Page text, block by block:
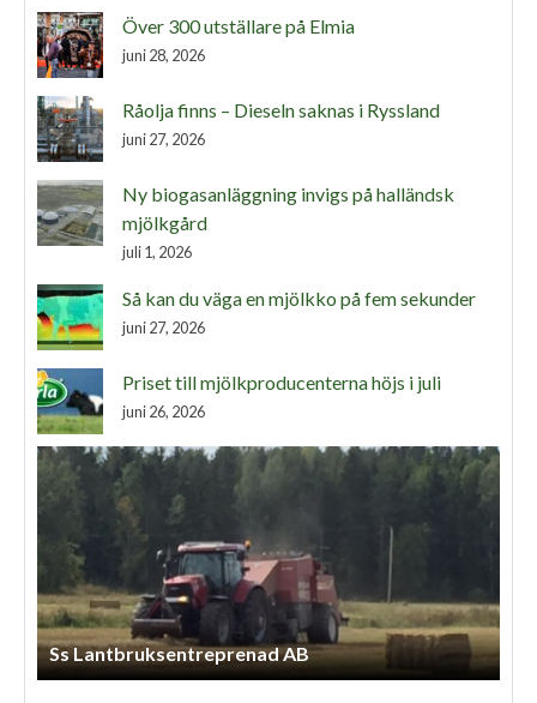
Över 300 utställare på Elmia
juni 28, 2026
Råolja finns – Dieseln saknas i Ryssland
juni 27, 2026
Ny biogasanläggning invigs på halländsk
mjölkgård
juli 1, 2026
Så kan du väga en mjölkko på fem sekunder
juni 27, 2026
Priset till mjölkproducenterna höjs i juli
juni 26, 2026
Lindbergs Entreprenad Och Gårdstjänst